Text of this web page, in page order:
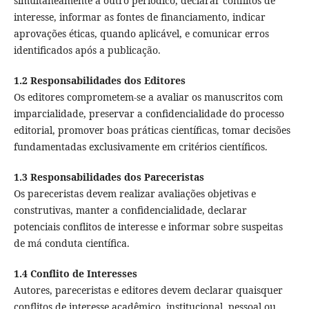
interesse, informar as fontes de financiamento, indicar
aprovações éticas, quando aplicável, e comunicar erros
identificados após a publicação.
1.2 Responsabilidades dos Editores
Os editores comprometem-se a avaliar os manuscritos com
imparcialidade, preservar a confidencialidade do processo
editorial, promover boas práticas científicas, tomar decisões
fundamentadas exclusivamente em critérios científicos.
1.3 Responsabilidades dos Pareceristas
Os pareceristas devem realizar avaliações objetivas e
construtivas, manter a confidencialidade, declarar
potenciais conflitos de interesse e informar sobre suspeitas
de má conduta científica.
1.4 Conflito de Interesses
Autores, pareceristas e editores devem declarar quaisquer